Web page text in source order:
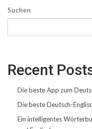
Suchen
Recent
Die beste App zum
Die beste Deutsch-
Ein intelligentes